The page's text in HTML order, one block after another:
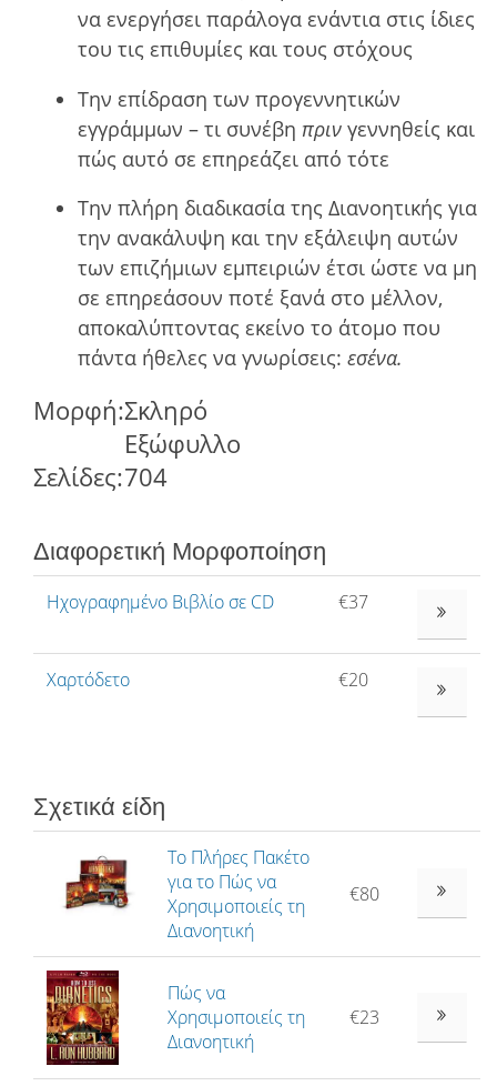
να ενεργήσει παράλογα ενάντια στις ίδιες
του τις επιθυμίες και τους στόχους
Την επίδραση των προγεννητικών
εγγράμμων – τι συνέβη πριν γεννηθείς και
πώς αυτό σε επηρεάζει από τότε
Την πλήρη διαδικασία της Διανοητικής για
την ανακάλυψη και την εξάλειψη αυτών
των επιζήµιων εµπειριών έτσι ώστε να µη
σε επηρεάσουν ποτέ ξανά στο µέλλον,
αποκαλύπτοντας εκείνο το άτοµο που
πάντα ήθελες να γνωρίσεις: εσένα.
Μορφή:Σκληρό
Εξώφυλλο
Σελίδες:704
Διαφορετική Μορφοποίηση
Ηχογραφημένο Βιβλίο σε CD €37 ΔΕΊΤΕ
Χαρτόδετο €20 ΔΕΊΤΕ
Σχετικά είδη
Το Πλήρες Πακέτο
για το Πώς να
Χρησιµοποιείς τη
Διανοητική
€80
Πώς να
Χρησιμοποιείς τη
Διανοητική
€23